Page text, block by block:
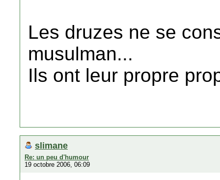
Les druzes ne se
musulman...
Ils ont leur propre
slimane
Re: un peu d'humour
19 octobre 2006, 06:09